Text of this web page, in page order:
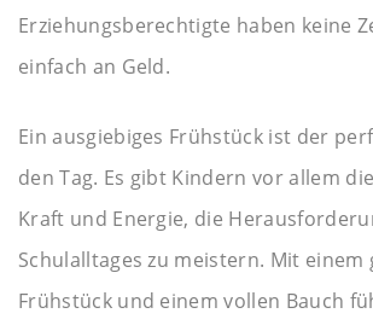
Erziehungsberechtigte haben keine
einfach an Geld.
Ein ausgiebiges Frühstück ist der
den Tag. Es gibt Kindern vor allem
Kraft und Energie, die
Schulalltages zu meistern. Mit einem
Frühstück und einem vollen Bauch